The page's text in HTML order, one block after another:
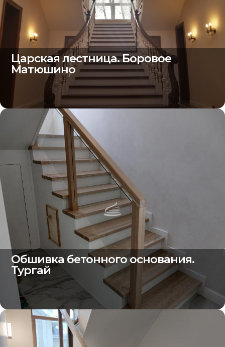
Царская лестница. Боровое
Матюшино
Обшивка бетонного основания.
Тургай